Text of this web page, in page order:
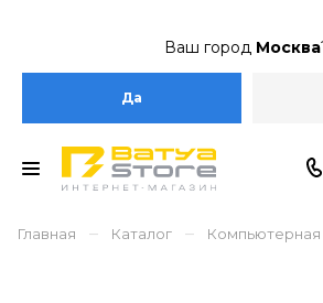
Ваш город Москва
Да
Главная – Каталог – Компьютерная